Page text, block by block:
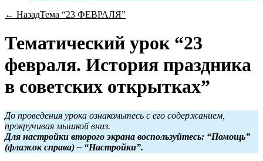
← НазадТема “23 ФЕВРАЛЯ”
Тематический урок “23
февраля. История праздника
в советских открытках”
До проведения урока ознакомьтесь с его содержанием,
прокручивая мышкой вниз.
Для настройки второго экрана воспользуйтесь: “Помощь”
(флажок справа) – “Настройки”.